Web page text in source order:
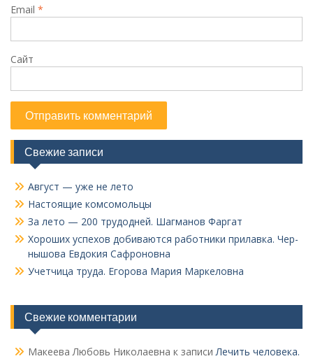
Email *
Сайт
Свежие записи
Август — уже не лето
Настоящие комсомольцы
За лето — 200 трудодней. Шагманов Фаргат
Хороших успехов добиваются работники прилавка. Чер­
нышова Евдокия Сафроновна
Учетчица труда. Его­рова Мария Маркеловна
Свежие комментарии
Макеева Любовь Николаевна к записиЛечить человека.